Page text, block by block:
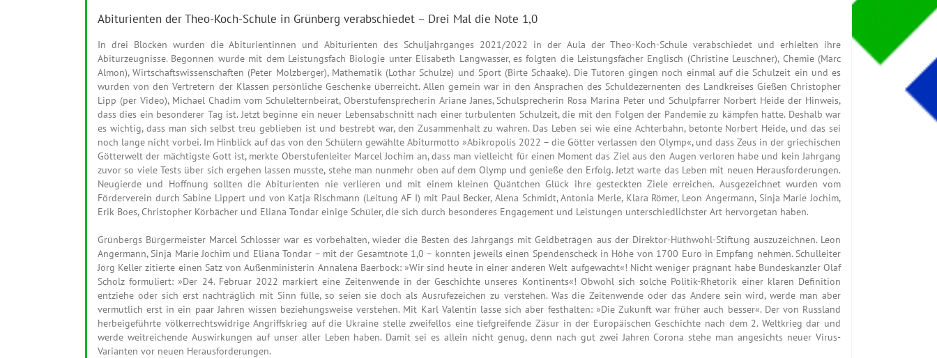
Abiturienten der Theo-Koch-Schule in Grünberg verabschiedet – Drei Mal die Note 1,0
In drei Blöcken wurden die Abiturientinnen und Abiturienten des Schuljahrganges 2021/2022 in der Aula der Theo-Koch-Schule verabschiedet und erhielten ihre
Abiturzeugnisse. Begonnen wurde mit dem Leistungsfach Biologie unter Elisabeth Langwasser, es folgten die Leistungsfächer Englisch (Christine Leuschner), Chemie (Marc
Almon), Wirtschaftswissenschaften (Peter Molzberger), Mathematik (Lothar Schulze) und Sport (Birte Schaake). Die Tutoren gingen noch einmal auf die Schulzeit ein und es
wurden von den Vertretern der Klassen persönliche Geschenke überreicht. Allen gemein war in den Ansprachen des Schuldezernenten des Landkreises Gießen Christopher
Lipp (per Video), Michael Chadim vom Schulelternbeirat, Oberstufensprecherin Ariane Janes, Schulsprecherin Rosa Marina Peter und Schulpfarrer Norbert Heide der Hinweis,
dass dies ein besonderer Tag ist. Jetzt beginne ein neuer Lebensabschnitt nach einer turbulenten Schulzeit, die mit den Folgen der Pandemie zu kämpfen hatte. Deshalb war
es wichtig, dass man sich selbst treu geblieben ist und bestrebt war, den Zusammenhalt zu wahren. Das Leben sei wie eine Achterbahn, betonte Norbert Heide, und das sei
noch lange nicht vorbei. Im Hinblick auf das von den Schülern gewählte Abiturmotto »Abikropolis 2022 – die Götter verlassen den Olymp«, und dass Zeus in der griechischen
Götterwelt der mächtigste Gott ist, merkte Oberstufenleiter Marcel Jochim an, dass man vielleicht für einen Moment das Ziel aus den Augen verloren habe und kein Jahrgang
zuvor so viele Tests über sich ergehen lassen musste, stehe man nunmehr oben auf dem Olymp und genieße den Erfolg. Jetzt warte das Leben mit neuen Herausforderungen.
Neugierde und Hoffnung sollten die Abiturienten nie verlieren und mit einem kleinen Quäntchen Glück ihre gesteckten Ziele erreichen. Ausgezeichnet wurden vom
Förderverein durch Sabine Lippert und von Katja Rischmann (Leitung AF I) mit Paul Becker, Alena Schmidt, Antonia Merle, Klara Römer, Leon Angermann, Sinja Marie Jochim,
Erik Boes, Christopher Körbächer und Eliana Tondar einige Schüler, die sich durch besonderes Engagement und Leistungen unterschiedlichster Art hervorgetan haben.
Grünbergs Bürgermeister Marcel Schlosser war es vorbehalten, wieder die Besten des Jahrgangs mit Geldbeträgen aus der Direktor-Hüthwohl-Stiftung auszuzeichnen. Leon
Angermann, Sinja Marie Jochim und Eliana Tondar – mit der Gesamtnote 1,0 – konnten jeweils einen Spendenscheck in Höhe von 1700 Euro in Empfang nehmen. Schulleiter
Jörg Keller zitierte einen Satz von Außenministerin Annalena Baerbock: »Wir sind heute in einer anderen Welt aufgewacht«! Nicht weniger prägnant habe Bundeskanzler Olaf
Scholz formuliert: »Der 24. Februar 2022 markiert eine Zeitenwende in der Geschichte unseres Kontinents«! Obwohl sich solche Politik-Rhetorik einer klaren Definition
entziehe oder sich erst nachträglich mit Sinn fülle, so seien sie doch als Ausrufezeichen zu verstehen. Was die Zeitenwende oder das Andere sein wird, werde man aber
vermutlich erst in ein paar Jahren wissen beziehungsweise verstehen. Mit Karl Valentin lasse sich aber festhalten: »Die Zukunft war früher auch besser«. Der von Russland
herbeigeführte völkerrechtswidrige Angriffskrieg auf die Ukraine stelle zweifellos eine tiefgreifende Zäsur in der Europäischen Geschichte nach dem 2. Weltkrieg dar und
werde weitreichende Auswirkungen auf unser aller Leben haben. Damit sei es allein nicht genug, denn nach gut zwei Jahren Corona stehe man angesichts neuer Virus-
Varianten vor neuen Herausforderungen.